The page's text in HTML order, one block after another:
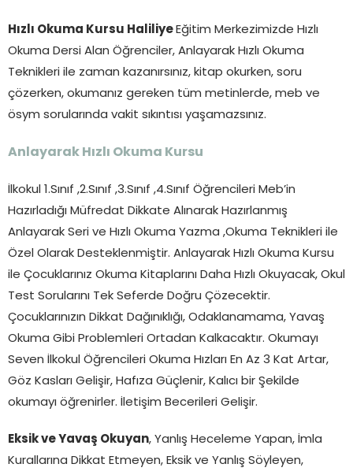
Hızlı Okuma Kursu Haliliye Eğitim Merkezimizde Hızlı
Okuma Dersi Alan Öğrenciler, Anlayarak Hızlı Okuma
Teknikleri ile zaman kazanırsınız, kitap okurken, soru
çözerken, okumanız gereken tüm metinlerde, meb ve
ösym sorularında vakit sıkıntısı yaşamazsınız.
Anlayarak Hızlı Okuma Kursu
İlkokul 1.Sınıf ,2.Sınıf ,3.Sınıf ,4.Sınıf Öğrencileri Meb’in
Hazırladığı Müfredat Dikkate Alınarak Hazırlanmış
Anlayarak Seri ve Hızlı Okuma Yazma ,Okuma Teknikleri ile
Özel Olarak Desteklenmiştir. Anlayarak Hızlı Okuma Kursu
ile Çocuklarınız Okuma Kitaplarını Daha Hızlı Okuyacak, Okul
Test Sorularını Tek Seferde Doğru Çözecektir.
Çocuklarınızın Dikkat Dağınıklığı, Odaklanamama, Yavaş
Okuma Gibi Problemleri Ortadan Kalkacaktır. Okumayı
Seven İlkokul Öğrencileri Okuma Hızları En Az 3 Kat Artar,
Göz Kasları Gelişir, Hafıza Güçlenir, Kalıcı bir Şekilde
okumayı öğrenirler. İletişim Becerileri Gelişir.
Eksik ve Yavaş Okuyan, Yanlış Heceleme Yapan, İmla
Kurallarına Dikkat Etmeyen, Eksik ve Yanlış Söyleyen,